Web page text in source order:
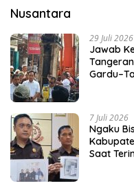
Nusantara
29 Juli 2026
Jawab
7 Juli 2026
Ngaku
Saat